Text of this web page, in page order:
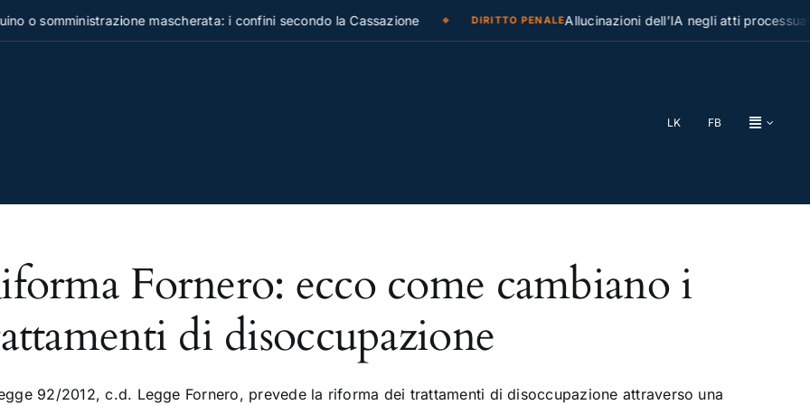
o somministrazione mascherata: i confini secondo la Cassazione DIRITTO PENALEAllucinazioni dell’IA negli atti
LK FB
Fornero: ecco come cambiano i
di disoccupazione
92/2012, c.d. Legge Fornero, prevede la riforma dei trattamenti di disoccupazione attraverso una